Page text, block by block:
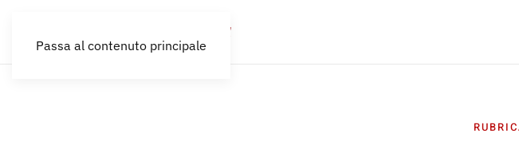
Passa al contenuto principale